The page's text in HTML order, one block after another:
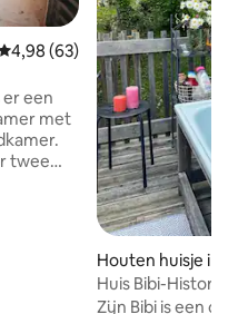
beoordeling van
4,98 (63)
er een
met
twee
Houten huisje in
Huis Bibi-
Zijn Bibi is een